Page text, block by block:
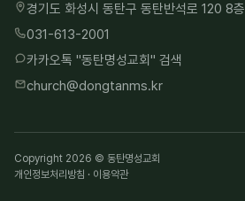
경기도 화성시 동탄구 동탄반석로 120 8층
031-613-2001
카카오톡 "동탄명성교회" 검색
church@dongtanms.kr
Copyright 2026 © 동탄명성교회
개인정보처리방침 · 이용약관